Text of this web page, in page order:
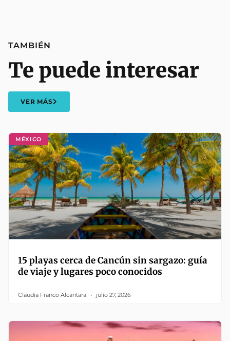
MÉXICO
15 playas cerca de Cancún sin sargazo: guía
de viaje y lugares poco conocidos
Claudia Franco Alcántara julio 27, 2026
TAMBIÉN
Te puede interesar
VER MÁS